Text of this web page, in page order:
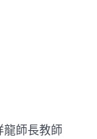
師長教師